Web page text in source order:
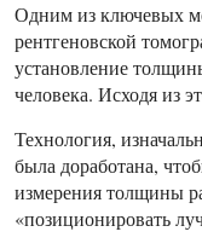
Одним из ключевых
рентгеновской
установление
человека. Исходя из
Технология,
была доработана,
измерения толщины
«позиционировать